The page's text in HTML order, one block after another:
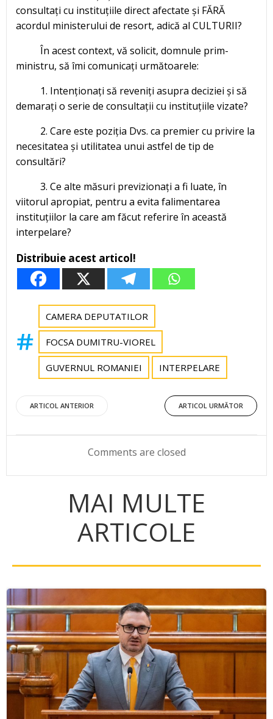
consultați cu instituțiile direct afectate și FĂRĂ
acordul ministerului de resort, adică al CULTURII?
În acest context, vă solicit, domnule prim-
ministru, să îmi comunicați următoarele:
1. Intenționați să reveniți asupra deciziei și să
demarați o serie de consultații cu instituțiile vizate?
2. Care este poziția Dvs. ca premier cu privire la
necesitatea și utilitatea unui astfel de tip de
consultări?
3. Ce alte măsuri previzionați a fi luate, în
viitorul apropiat, pentru a evita falimentarea
instituțiilor la care am făcut referire în această
interpelare?
Distribuie acest articol!
CAMERA DEPUTATILOR
FOCSA DUMITRU-VIOREL
GUVERNUL ROMANIEI INTERPELARE
Post
navigation
ARTICOL ANTERIOR
Post
navigation
ARTICOL URMĂTOR
Comments are closed
MAI MULTE
ARTICOLE